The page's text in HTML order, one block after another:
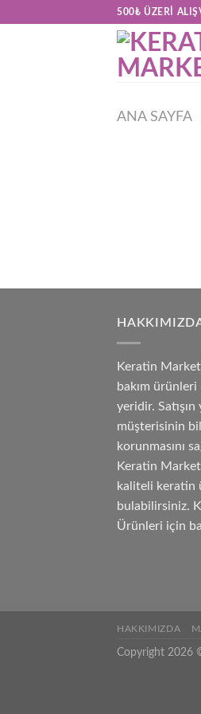
500₺ ÜZERI
ANA SAYFA
Keratin
bakım ürünleri
yeridir. Satışın
müşterisinin
korunmasını
Keratin
kaliteli keratin
bulabilirsiniz.
Ürünleri için
HAKKIMIZDA
Copyright 2026